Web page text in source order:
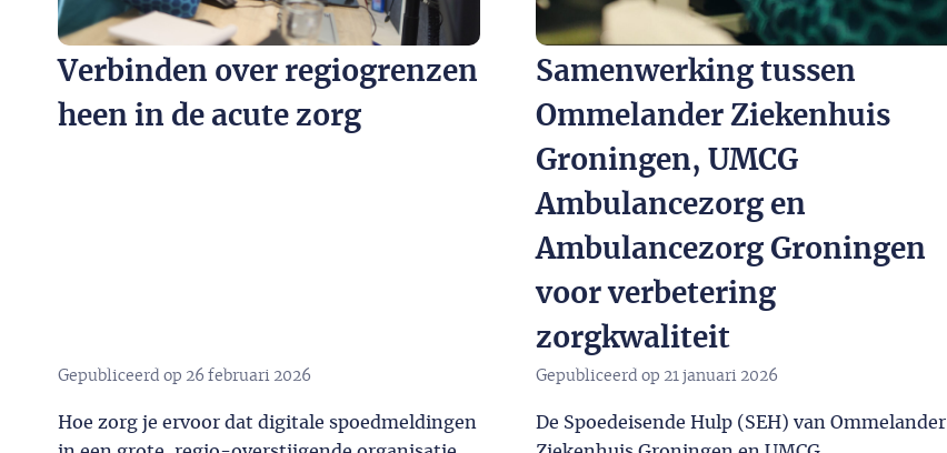
Verbinden over regiogrenzen
heen in de acute zorg
Gepubliceerd op 26 februari 2026
Hoe zorg je ervoor dat digitale spoedmeldingen
Samenwerking tussen
Ommelander Ziekenhuis
Groningen, UMCG
Ambulancezorg en
Ambulancezorg Groningen
voor verbetering
zorgkwaliteit
Gepubliceerd op 21 januari 2026
De Spoedeisende Hulp (SEH) van Ommelander